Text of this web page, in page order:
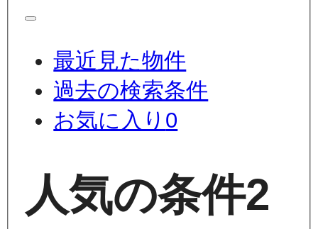
最近見た物件
過去の検索条件
お気に入り 0
人気の条件2